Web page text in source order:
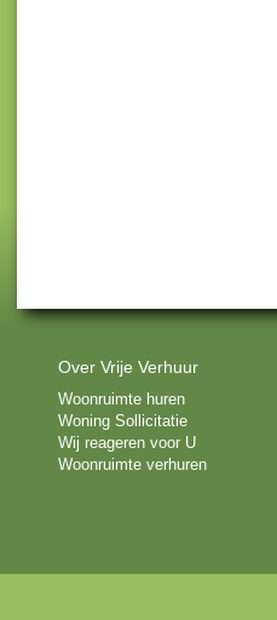
Over Vrije Verhuur
Woonruimte huren
Woning Sollicitatie
Wij reageren voor U
Woonruimte verhuren